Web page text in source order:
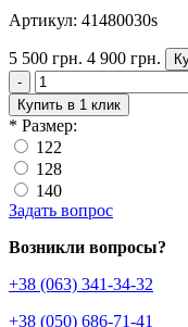
Артикул: 41480030s
5 500 грн. 4 900 грн.
-
Купить в 1 клик
* Размер:
122
128
140
Задать вопрос
Возникли вопросы?
+38 (063) 341-34-32
+38 (050) 686-71-41